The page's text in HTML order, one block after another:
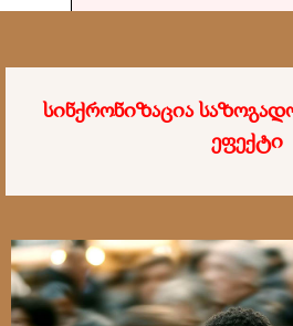
სინქრონიზაცია
ეფექტი